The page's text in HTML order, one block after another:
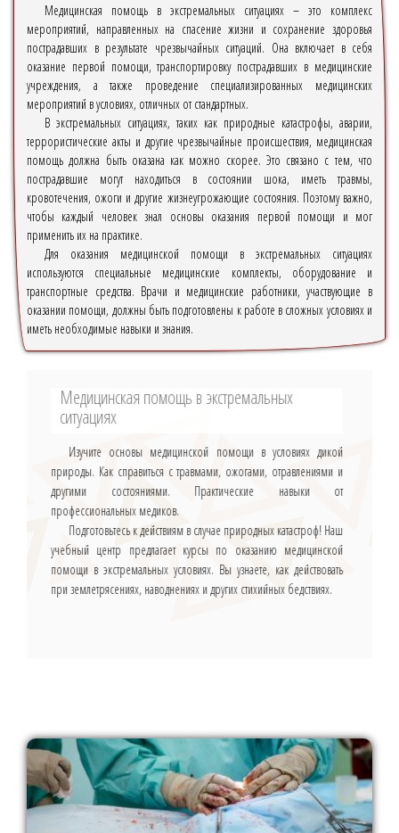
Медицинская помощь в экстремальных ситуациях – это комплекс
мероприятий, направленных на спасение жизни и сохранение здоровья
пострадавших в результате чрезвычайных ситуаций. Она включает в себя
оказание первой помощи, транспортировку пострадавших в медицинские
учреждения, а также проведение специализированных медицинских
мероприятий в условиях, отличных от стандартных.
В экстремальных ситуациях, таких как природные катастрофы, аварии,
террористические акты и другие чрезвычайные происшествия, медицинская
помощь должна быть оказана как можно скорее. Это связано с тем, что
пострадавшие могут находиться в состоянии шока, иметь травмы,
кровотечения, ожоги и другие жизнеугрожающие состояния. Поэтому важно,
чтобы каждый человек знал основы оказания первой помощи и мог
применить их на практике.
Для оказания медицинской помощи в экстремальных ситуациях
используются специальные медицинские комплекты, оборудование и
транспортные средства. Врачи и медицинские работники, участвующие в
оказании помощи, должны быть подготовлены к работе в сложных условиях и
иметь необходимые навыки и знания.
Медицинская помощь в экстремальных
ситуациях
Изучите основы медицинской помощи в условиях дикой
природы. Как справиться с травмами, ожогами, отравлениями и
другими состояниями. Практические навыки от
профессиональных медиков.
Подготовьтесь к действиям в случае природных катастроф! Наш
учебный центр предлагает курсы по оказанию медицинской
помощи в экстремальных условиях. Вы узнаете, как действовать
при землетрясениях, наводнениях и других стихийных бедствиях.